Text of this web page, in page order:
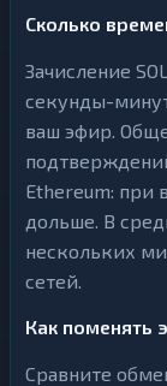
Сколько
Зачисление
секунды-
ваш эфир.
Ethereum: при
дольше. В
нескольких
сетей.
Как поменять
Сравните